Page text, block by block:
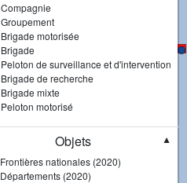
Compagnie
Groupement
Brigade motorisée
Brigade
Peloton de surveillance et d'intervention
Brigade de recherche
Brigade mixte
Peloton motorisé
Objets
▼
Frontières nationales (2020)
Départements (2020)